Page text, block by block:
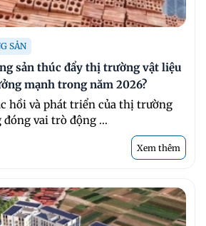
SẢN
sản thúc đẩy thị trường vật liệu
mạnh trong năm 2026?
hồi và phát triển của thị trường
đóng vai trò động ...
Xem thêm